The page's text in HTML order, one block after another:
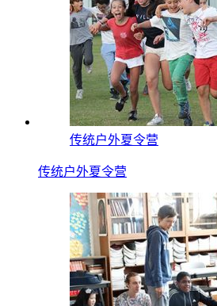
传统户外夏令营
传统户外夏令营